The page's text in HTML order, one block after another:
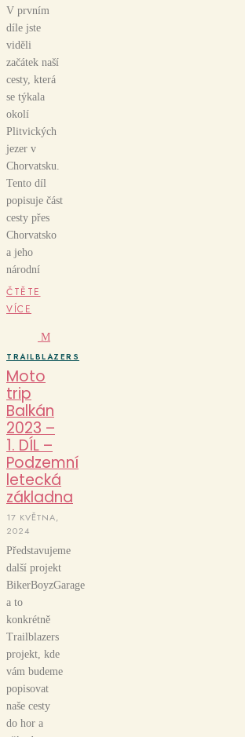
V prvním
díle jste
viděli
začátek naší
cesty, která
se týkala
okolí
Plitvických
jezer v
Chorvatsku.
Tento díl
popisuje část
cesty přes
Chorvatsko
a jeho
národní
ČTĚTE
VÍCE
M
TRAILBLAZERS
Moto
trip
Balkán
2023 –
1. DÍL –
Podzemní
letecká
základna
17 KVĚTNA,
2024
Představujeme
další projekt
BikerBoyzGarage
a to
konkrétně
Trailblazers
projekt, kde
vám budeme
popisovat
naše cesty
do hor a